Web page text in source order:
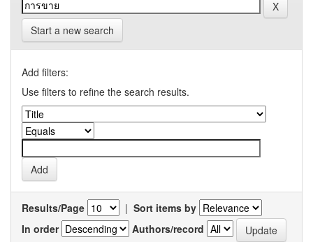
Start a new search
Add filters:
Use filters to refine the search results.
Results/Page | Sort items by
In order
Authors/record